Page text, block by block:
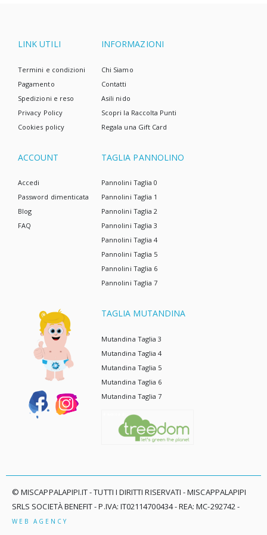
LINK UTILI
Termini e condizioni
Pagamento
Spedizioni e reso
Privacy Policy
Cookies policy
INFORMAZIONI
Chi Siamo
Contatti
Asili nido
Scopri la Raccolta Punti
Regala una Gift Card
ACCOUNT
Accedi
Password dimenticata
Blog
FAQ
TAGLIA PANNOLINO
Pannolini Taglia 0
Pannolini Taglia 1
Pannolini Taglia 2
Pannolini Taglia 3
Pannolini Taglia 4
Pannolini Taglia 5
Pannolini Taglia 6
Pannolini Taglia 7
TAGLIA MUTANDINA
Mutandina Taglia 3
Mutandina Taglia 4
Mutandina Taglia 5
Mutandina Taglia 6
Mutandina Taglia 7
© MISCAPPALAPIPI.IT - TUTTI I DIRITTI RISERVATI - MISCAPPALAPIPI
SRLS SOCIETÀ BENEFIT - P.IVA: IT02114700434 - REA: MC-292742 -
WEB AGENCY